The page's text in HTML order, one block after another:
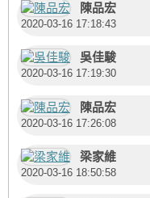
陳品宏
2020-03-16 17:18:43
吳佳駿
2020-03-16 17:19:30
陳品宏
2020-03-16 17:26:08
梁家維
2020-03-16 18:50:58